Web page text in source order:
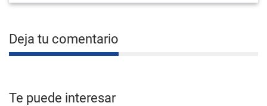
Deja tu comentario
Te puede interesar